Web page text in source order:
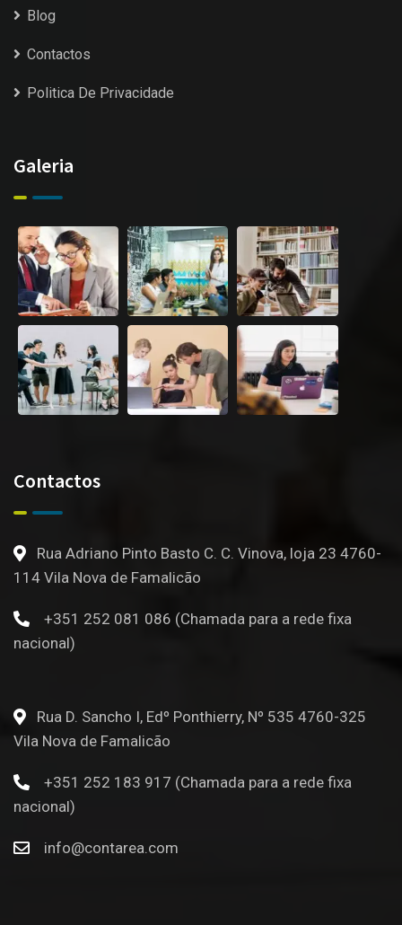
Blog
Contactos
Politica De Privacidade
Galeria
Contactos
Rua Adriano Pinto Basto C. C. Vinova, loja 23 4760-
114 Vila Nova de Famalicão
+351 252 081 086 (Chamada para a rede fixa
nacional)
Rua D. Sancho I, Edº Ponthierry, Nº 535 4760-325
Vila Nova de Famalicão
+351 252 183 917 (Chamada para a rede fixa
nacional)
info@contarea.com